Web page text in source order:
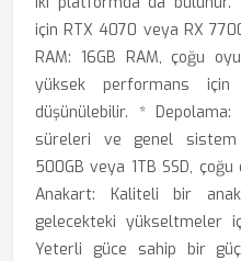
için RTX 4070 veya RX
RAM: 16GB RAM, çoğu
yüksek performans
düşünülebilir. * Depolama:
süreleri ve genel sistem
500GB veya 1TB SSD,
Anakart: Kaliteli bir
gelecekteki yükseltmeler
Yeterli güce sahip bir